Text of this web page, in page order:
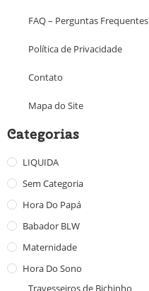
FAQ – Perguntas Frequentes
Política de Privacidade
Contato
Mapa do Site
Categorias
LIQUIDA
Sem Categoria
Hora Do Papá
Babador BLW
Maternidade
Hora Do Sono
Travesseiros de Bichinho